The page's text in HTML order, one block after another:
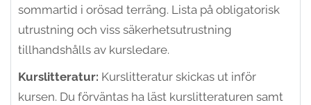
sommartid i orösad terräng. Lista på obligatorisk
utrustning och viss säkerhetsutrustning
tillhandshålls av kursledare.
Kurslitteratur: Kurslitteratur skickas ut inför
kursen. Du förväntas ha läst kurslitteraturen samt